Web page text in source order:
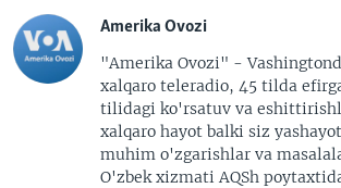
Amerika Ovozi
"Amerika Ovozi" -
xalqaro teleradio, 45 tilda
tilidagi ko'rsatuv va
xalqaro hayot balki siz
muhim o'zgarishlar va
O'zbek xizmati AQSh